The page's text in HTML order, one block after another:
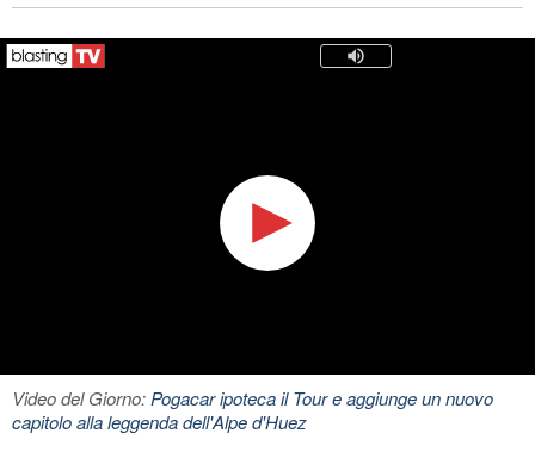
Video del Giorno:Pogacar ipoteca il Tour e aggiunge un nuovo
capitolo alla leggenda dell'Alpe d'Huez